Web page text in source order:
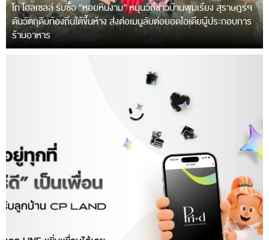
โก โฮลเซลล์ รับซื้อ “หอยหินงาม” หนุนวิถีชาวบ้านพุมเรียง สุราษฎร์ฯ
ดันวัตถุดิบท้องถิ่นใต้ขึ้นห้าง ส่งต่อเมนูลับต่อยอดไอเดียผู้ประกอบการ
ร้านอาหาร